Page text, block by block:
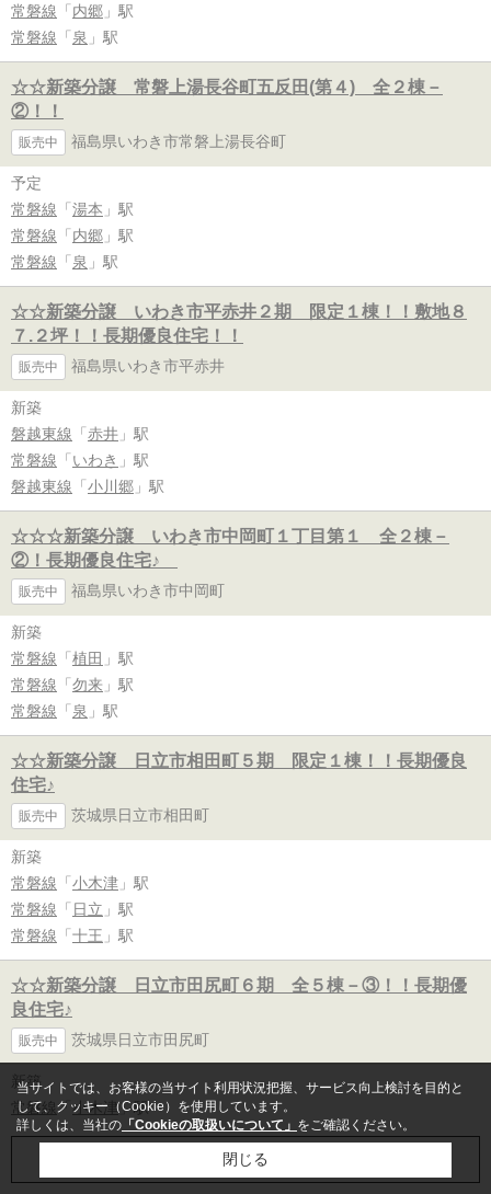
常磐線 「 内郷 」駅
常磐線 「 泉 」駅
☆☆新築分譲 常磐上湯長谷町五反田(第４) 全２棟－
②！！
販売中 福島県いわき市常磐上湯長谷町
予定
常磐線 「 湯本 」駅
常磐線 「 内郷 」駅
常磐線 「 泉 」駅
☆☆新築分譲 いわき市平赤井２期 限定１棟！！敷地８
７.２坪！！長期優良住宅！！
販売中 福島県いわき市平赤井
新築
磐越東線 「 赤井 」駅
常磐線 「 いわき 」駅
磐越東線 「 小川郷 」駅
☆☆☆新築分譲 いわき市中岡町１丁目第１ 全２棟－
②！長期優良住宅♪
販売中 福島県いわき市中岡町
新築
常磐線 「 植田 」駅
常磐線 「 勿来 」駅
常磐線 「 泉 」駅
☆☆新築分譲 日立市相田町５期 限定１棟！！長期優良
住宅♪
販売中 茨城県日立市相田町
新築
常磐線 「 小木津 」駅
常磐線 「 日立 」駅
常磐線 「 十王 」駅
☆☆新築分譲 日立市田尻町６期 全５棟－③！！長期優
良住宅♪
販売中 茨城県日立市田尻町
新築
常磐線「小木津」駅
常磐線「日立」駅
当サイトでは、お客様の当サイト利用状況把握、サービス向上検討を目的と
して、クッキー（Cookie）を使用しています。
詳しくは、当社の 「Cookieの取扱いについて」 をご確認ください。
閉じる